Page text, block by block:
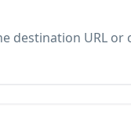
A static QR